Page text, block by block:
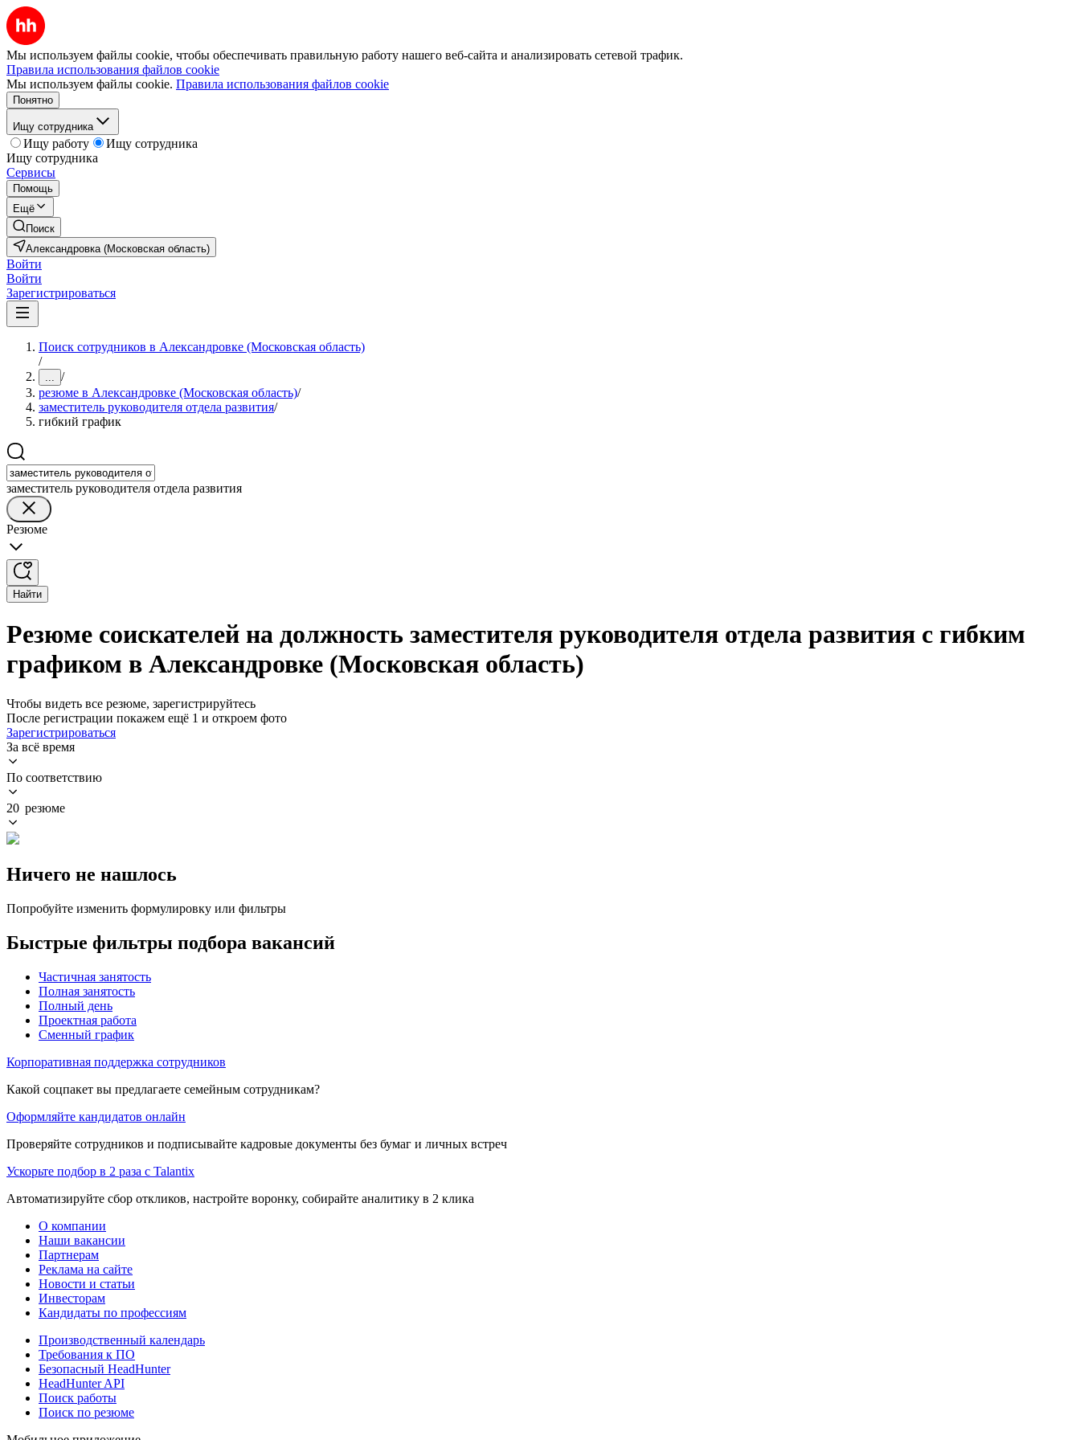
Мы используем файлы cookie, чтобы обеспечивать правильную работу нашего веб-сайта и анализировать сетевой трафик.
Правила использования файлов cookie
Мы используем файлы cookie. Правила использования файлов cookie
Понятно
Ищу сотрудника
Ищу работу
Ищу сотрудника
Ищу сотрудника
Сервисы
Помощь
Ещё
Поиск
Александровка (Московская область)
Войти
Войти
Зарегистрироваться
Поиск сотрудников в Александровке (Московская область)
/
... /
резюме в Александровке (Московская область)/
заместитель руководителя отдела развития/
гибкий график
заместитель руководителя отдела развития
Резюме
Найти
Резюме соискателей на должность заместителя руководителя отдела развития с гибким
графиком в Александровке (Московская область)
Чтобы видеть все резюме, зарегистрируйтесь
После регистрации покажем ещё 1 и откроем фото
Зарегистрироваться
За всё время
По соответствию
20 резюме
Ничего не нашлось
Попробуйте изменить формулировку или фильтры
Быстрые фильтры подбора вакансий
Частичная занятость
Полная занятость
Полный день
Проектная работа
Сменный график
Корпоративная поддержка сотрудников
Какой соцпакет вы предлагаете семейным сотрудникам?
Оформляйте кандидатов онлайн
Проверяйте сотрудников и подписывайте кадровые документы без бумаг и личных встреч
Ускорьте подбор в 2 раза с Talantix
Автоматизируйте сбор откликов, настройте воронку, собирайте аналитику в 2 клика
О компании
Наши вакансии
Партнерам
Реклама на сайте
Новости и статьи
Инвесторам
Кандидаты по профессиям
Производственный календарь
Требования к ПО
Безопасный HeadHunter
HeadHunter API
Поиск работы
Поиск по резюме